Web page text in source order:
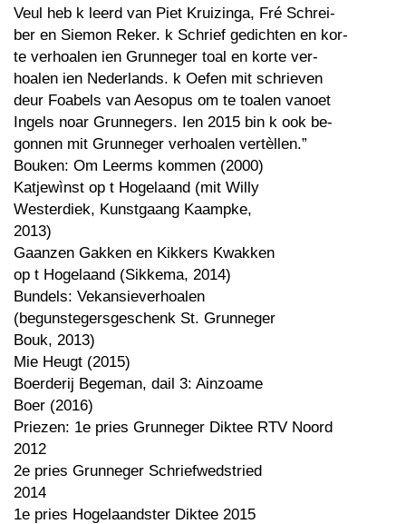
Veul heb k leerd van Piet Kruizinga, Fré Schrei-
ber en Siemon Reker. k Schrief gedichten en kor-
te verhoalen ien Grunneger toal en korte ver-
hoalen ien Nederlands. k Oefen mit schrieven
deur Foabels van Aesopus om te toalen vanoet
Ingels noar Grunnegers. Ien 2015 bin k ook be-
gonnen mit Grunneger verhoalen vertèllen.”
Bouken: Om Leerms kommen (2000)
Katjewìnst op t Hogelaand (mit Willy
Westerdiek, Kunstgaang Kaampke,
2013)
Gaanzen Gakken en Kikkers Kwakken
op t Hogelaand (Sikkema, 2014)
Bundels: Vekansieverhoalen
(begunstegersgeschenk St. Grunneger
Bouk, 2013)
Mie Heugt (2015)
Boerderij Begeman, dail 3: Ainzoame
Boer (2016)
Priezen: 1e pries Grunneger Diktee RTV Noord
2012
2e pries Grunneger Schriefwedstried
2014
1e pries Hogelaandster Diktee 2015